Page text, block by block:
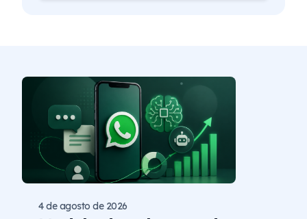
4 de agosto de 2026